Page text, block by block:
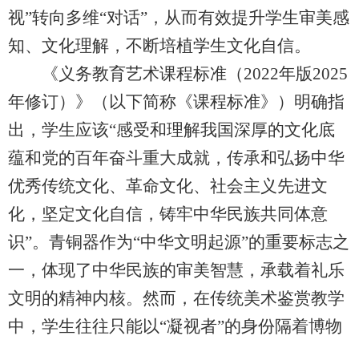
视”转向多维“对话”，从而有效提升学生审美感
知、文化理解，不断培植学生文化自信。
《义务教育艺术课程标准（2022年版2025
年修订）》（以下简称《课程标准》）明确指
出，学生应该“感受和理解我国深厚的文化底
蕴和党的百年奋斗重大成就，传承和弘扬中华
优秀传统文化、革命文化、社会主义先进文
化，坚定文化自信，铸牢中华民族共同体意
识”。青铜器作为“中华文明起源”的重要标志之
一，体现了中华民族的审美智慧，承载着礼乐
文明的精神内核。然而，在传统美术鉴赏教学
中，学生往往只能以“凝视者”的身份隔着博物